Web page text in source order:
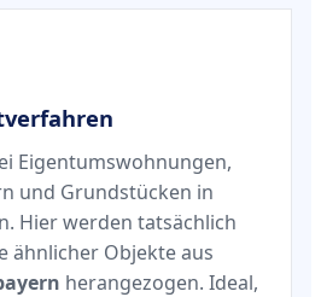
Eigentumswohnungen,
und Grundstücken in
Hier werden tatsächlich
ähnlicher Objekte aus
herangezogen. Ideal,